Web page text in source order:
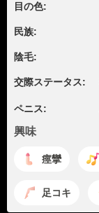
目の色:
民族:
陰毛:
交際ステータス:
ペニス:
興味
痙攣
足コキ